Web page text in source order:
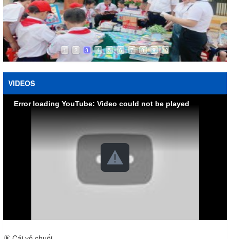
1 2 3 4 5 6 7 8 9 10
VIDEOS
Error loading YouTube: Video could not be played